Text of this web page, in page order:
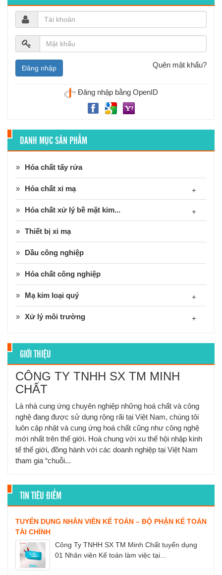
Quên mật khẩu?
Đăng nhập bằng OpenID
DANH MỤC SẢN PHẨM
Hóa chất tẩy rửa
Hóa chất xi mạ +
Hóa chất xử lý bề mặt kim... +
Thiết bị xi mạ
Dầu công nghiệp
Hóa chất công nghiệp
Mạ kim loại quý +
Xử lý môi trường +
GIỚI THIỆU
CÔNG TY TNHH SX TM MINH
CHẤT
Là nhà cung ứng chuyên nghiệp những hoá chất và công
nghệ đang được sử dụng rộng rãi tại Việt Nam, chúng tôi
luôn cập nhật và cung ứng hoá chất cũng như công nghệ
mới nhất trên thế giới. Hoà chung với xu thế hội nhập kinh
tế thế giới, đồng hành với các doanh nghiệp tại Việt Nam
tham gia “chuỗi...
TIN TIÊU ĐIỂM
TUYỂN DỤNG NHÂN VIÊN KẾ TOÁN – BỘ PHẬN KẾ TOÁN
TÀI CHÍNH
Công Ty TNHH SX TM Minh Chất tuyển dụng
01 Nhân viên Kế toán làm việc tại...